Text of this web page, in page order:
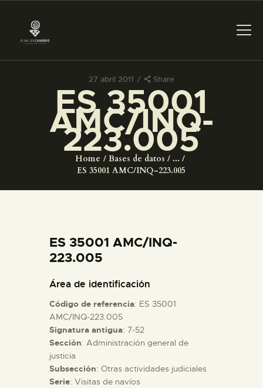
27 abril 2011 Share
ES 35001
AMC/INQ-
223.005
Home Bases de datos
...
ES 35001 AMC/INQ-223.005
PREPARAR LA VISITA
ACTIVIDADES
COLECCIONES
ESPAÑOL
PREPARAR LA VISITA
ACTIVIDADES
ES 35001 AMC/INQ-
223.005
Área de identificación
Código de referencia: ES 35001
AMC/INQ-223.005
Signatura antigua: 7-52
Sección: Administración general de
justicia
Subsección: Otras actividades judiciales
Serie: Visitas de navíos